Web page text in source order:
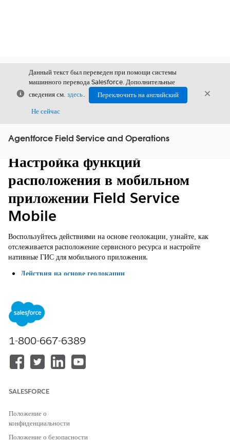
Закрыть
Данный текст был переведен при помощи системы
машинного перевода Salesforce. Дополнительные
сведения см. здесь.
Переключить на английский
Не сейчас
Agentforce Field Service and Operations
Показать содержание
Содержание
Настройка функций
расположения в мобильном
приложении Field Service
Mobile
Воспользуйтесь действиями на основе геолокации, узнайте, как
отслеживается расположение сервисного ресурса и настройте
нативные ГИС для мобильного приложения.
Действия на основе геолокации
сотрудников.
Отслеживание геолокации ресурсов в мобильном
Используйте геолокацию для управления выездными
специалистами. Вы можете исключить отдельных пользователей
из отслеживания геолокации.
Service Mobile
геопространственной информации (ГИС), чтобы помочь им
оценить экологические риски, например, погодные условия в
реальном времени или зоны отключения электроэнергии.
1-800-667-6389
SALESFORCE
Положение о
конфиденциальности
Положение о безопасности